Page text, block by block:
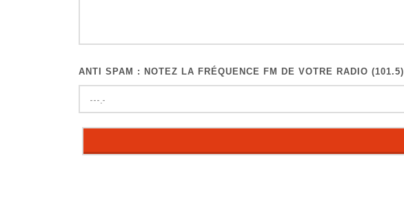
ANTI SPAM : NOTEZ LA FRÉQUENCE FM DE VOTRE RADIO (101.5)